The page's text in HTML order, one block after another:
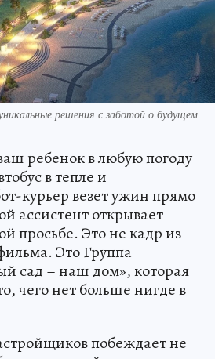
решения с заботой о будущем
ребенок в любую погоду
в тепле и
курьер везет ужин прямо
ассистент открывает
просьбе. Это не кадр из
Это Группа
сад – наш дом», которая
чего нет больше нигде в
побеждает не